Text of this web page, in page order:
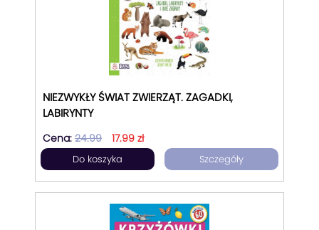
NIEZWYKŁY ŚWIAT ZWIERZĄT. ZAGADKI,
LABIRYNTY
Cena: 24.99 17.99 zł
Do koszyka Szczegóły